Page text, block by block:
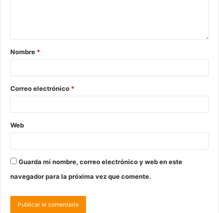
Nombre *
Correo electrónico *
Web
Guarda mi nombre, correo electrónico y web en este
navegador para la próxima vez que comente.